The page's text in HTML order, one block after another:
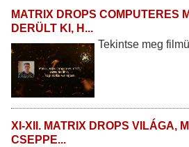
MATRIX DROPS COMPUTERES
DERÜLT KI, H...
Tekintse meg
XI-XII. MATRIX DROPS VILÁGA,
CSEPPE...